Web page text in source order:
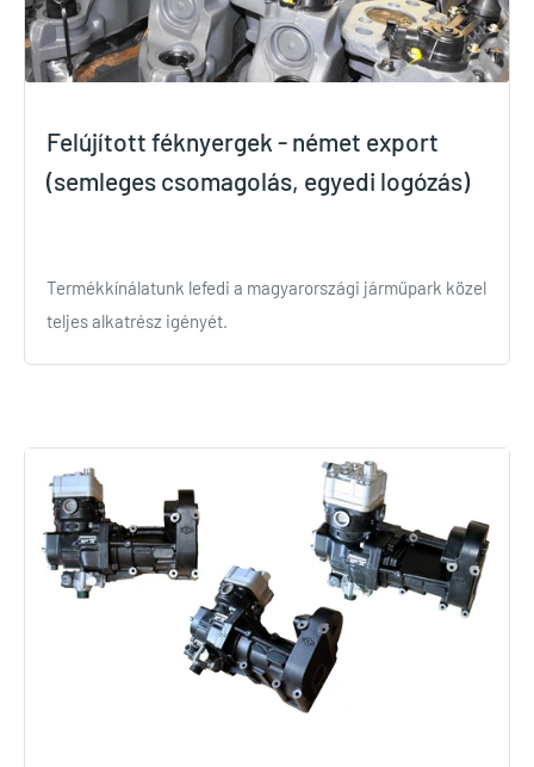
Felújított féknyergek - német export
(semleges csomagolás, egyedi logózás)
Termékkínálatunk lefedi a magyarországi járműpark közel
teljes alkatrész igényét.